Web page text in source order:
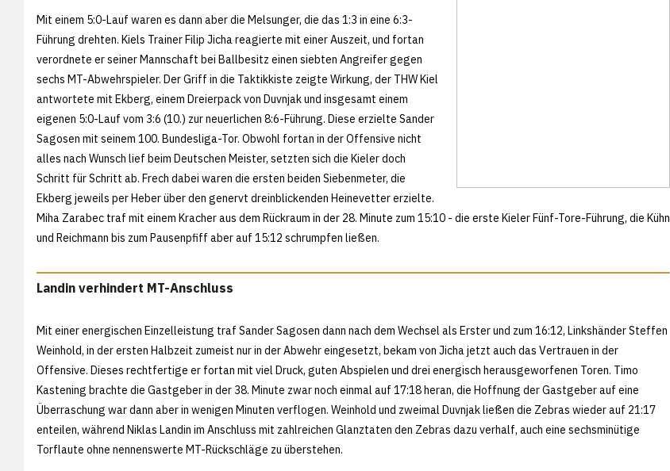
Mit einem 5:0-Lauf waren es dann aber die Melsunger, die das 1:3 in eine 6:3-
Führung drehten. Kiels Trainer Filip Jicha reagierte mit einer Auszeit, und fortan
verordnete er seiner Mannschaft bei Ballbesitz einen siebten Angreifer gegen
sechs MT-Abwehrspieler. Der Griff in die Taktikkiste zeigte Wirkung, der THW Kiel
antwortete mit Ekberg, einem Dreierpack von Duvnjak und insgesamt einem
eigenen 5:0-Lauf vom 3:6 (10.) zur neuerlichen 8:6-Führung. Diese erzielte Sander
Sagosen mit seinem 100. Bundesliga-Tor. Obwohl fortan in der Offensive nicht
alles nach Wunsch lief beim Deutschen Meister, setzten sich die Kieler doch
Schritt für Schritt ab. Frech dabei waren die ersten beiden Siebenmeter, die
Ekberg jeweils per Heber über den genervt dreinblickenden Heinevetter erzielte.
Miha Zarabec traf mit einem Kracher aus dem Rückraum in der 28. Minute zum 15:10 - die erste Kieler Fünf-Tore-Führung, die Kühn
und Reichmann bis zum Pausenpfiff aber auf 15:12 schrumpfen ließen.
Landin verhindert MT-Anschluss
Mit einer energischen Einzelleistung traf Sander Sagosen dann nach dem Wechsel als Erster und zum 16:12, Linkshänder Steffen
Weinhold, in der ersten Halbzeit zumeist nur in der Abwehr eingesetzt, bekam von Jicha jetzt auch das Vertrauen in der
Offensive. Dieses rechtfertige er fortan mit viel Druck, guten Abspielen und drei energisch herausgeworfenen Toren. Timo
Kastening brachte die Gastgeber in der 38. Minute zwar noch einmal auf 17:18 heran, die Hoffnung der Gastgeber auf eine
Überraschung war dann aber in wenigen Minuten verflogen. Weinhold und zweimal Duvnjak ließen die Zebras wieder auf 21:17
enteilen, während Niklas Landin im Anschluss mit zahlreichen Glanztaten den Zebras dazu verhalf, auch eine sechsminütige
Torflaute ohne nennenswerte MT-Rückschläge zu überstehen.